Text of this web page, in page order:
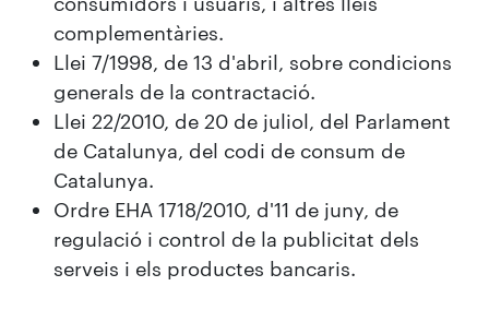
complementàries.
Llei 7/1998, de 13 d'abril, sobre condicions
generals de la contractació.
Llei 22/2010, de 20 de juliol, del Parlament
de Catalunya, del codi de consum de
Catalunya.
Ordre EHA 1718/2010, d'11 de juny, de
regulació i control de la publicitat dels
serveis i els productes bancaris.